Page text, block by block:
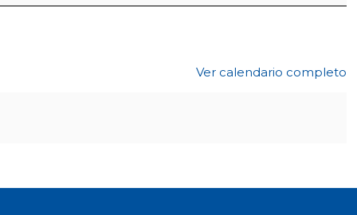
Ver calendario completo